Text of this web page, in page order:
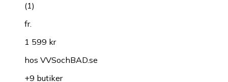
(1)
fr.
1 599 kr
hos VVSochBAD.se
+9 butiker